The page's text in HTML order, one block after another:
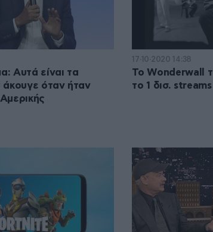
Αυτά είναι τα
άκουγε όταν ήταν
17·10·2020 14:38
Το Wonderwall
το 1 δισ.